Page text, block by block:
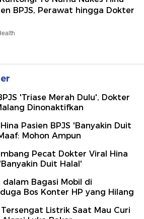
BPJS, Perawat hingga Dokter
'Triase Merah Dulu', Dokter
Dinonaktifkan
Pasien BPJS 'Banyakin Duit
Mohon Ampun
Pecat Dokter Viral Hina
Duit Halal'
Bagasi Mobil di
Bos Konter HP yang Hilang
Listrik Saat Mau Curi